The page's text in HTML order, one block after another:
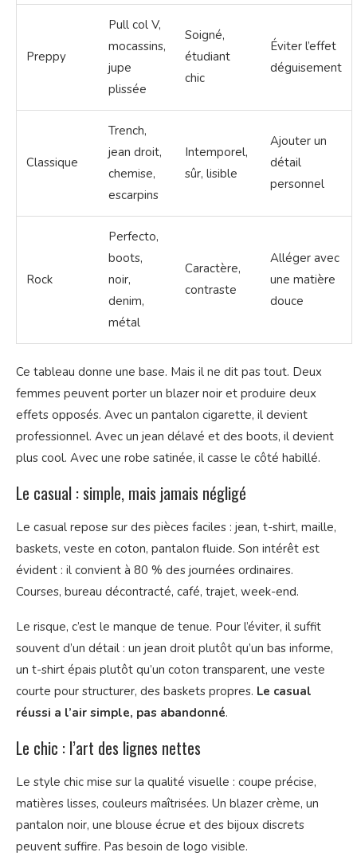
Preppy
Pull col V,
mocassins,
jupe
plissée
Soigné,
étudiant
chic
Éviter l’effet
déguisement
Classique
Trench,
jean droit,
chemise,
escarpins
Intemporel,
sûr, lisible
Ajouter un
détail
personnel
Rock
Perfecto,
boots,
noir,
denim,
métal
Caractère,
contraste
Alléger avec
une matière
douce
Ce tableau donne une base. Mais il ne dit pas tout. Deux
femmes peuvent porter un blazer noir et produire deux
effets opposés. Avec un pantalon cigarette, il devient
professionnel. Avec un jean délavé et des boots, il devient
plus cool. Avec une robe satinée, il casse le côté habillé.
Le casual : simple, mais jamais négligé
Le casual repose sur des pièces faciles : jean, t-shirt, maille,
baskets, veste en coton, pantalon fluide. Son intérêt est
évident : il convient à 80 % des journées ordinaires.
Courses, bureau décontracté, café, trajet, week-end.
Le risque, c’est le manque de tenue. Pour l’éviter, il suffit
souvent d’un détail : un jean droit plutôt qu’un bas informe,
un t-shirt épais plutôt qu’un coton transparent, une veste
courte pour structurer, des baskets propres. Le casual
réussi a l’air simple, pas abandonné.
Le chic : l’art des lignes nettes
Le style chic mise sur la qualité visuelle : coupe précise,
matières lisses, couleurs maîtrisées. Un blazer crème, un
pantalon noir, une blouse écrue et des bijoux discrets
peuvent suffire. Pas besoin de logo visible.